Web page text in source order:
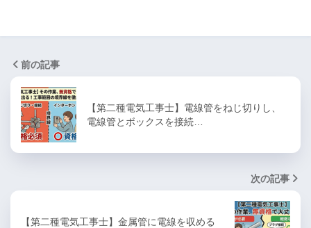
前の記事
【第二種電気工事士】電線管をねじ切りし、
電線管とボックスを接続…
次の記事
【第二種電気工事士】金属管に電線を収める